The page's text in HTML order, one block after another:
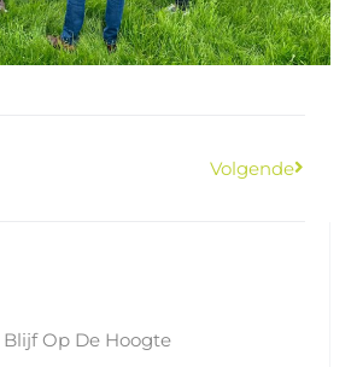
Volgende
Blijf Op De Hoogte